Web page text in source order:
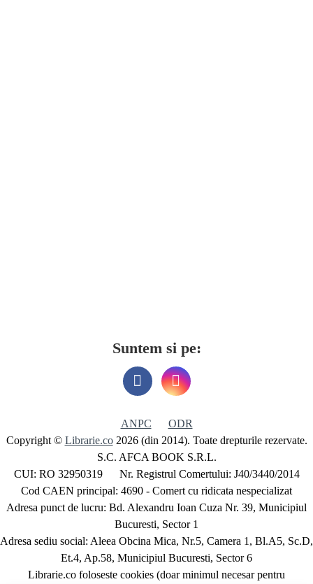
Suntem si pe:
ANPC
ODR
Copyright © Librarie.co 2026 (din 2014). Toate drepturile rezervate.
S.C. AFCA BOOK S.R.L.
CUI: RO 32950319 Nr. Registrul Comertului: J40/3440/2014
Cod CAEN principal: 4690 - Comert cu ridicata nespecializat
Adresa punct de lucru: Bd. Alexandru Ioan Cuza Nr. 39, Municipiul
Bucuresti, Sector 1
Adresa sediu social: Aleea Obcina Mica, Nr.5, Camera 1, Bl.A5, Sc.D,
Et.4, Ap.58, Municipiul Bucuresti, Sector 6
Librarie.co foloseste cookies (doar minimul necesar pentru